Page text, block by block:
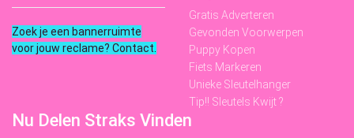
Zoek je een bannerruimte
voor jouw reclame? Contact
Gratis Adverteren
Gevonden Voorwerpen
Puppy Kopen
Fiets Markeren
Unieke Sleutelhanger
Tip!! Sleutels Kwijt ?
Nu Delen Straks Vinden